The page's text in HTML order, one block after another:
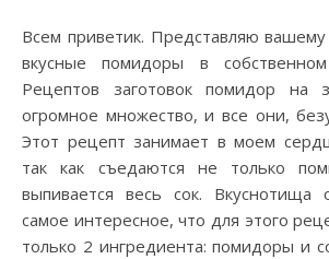
Всем приветик. Представляю вашему вниманию очень
вкусные помидоры в
Рецептов заготовок помидор на
огромное множество, и все они,
Этот рецепт занимает в моем
так как съедаются не только
выпивается весь сок.
самое интересное, что для этого
только 2 ингредиента: помидоры и